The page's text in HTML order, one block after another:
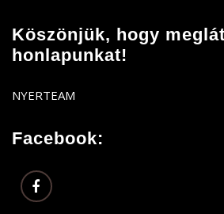
Köszönjük, hogy
honlapunkat!
NYERTEAM
Facebook: